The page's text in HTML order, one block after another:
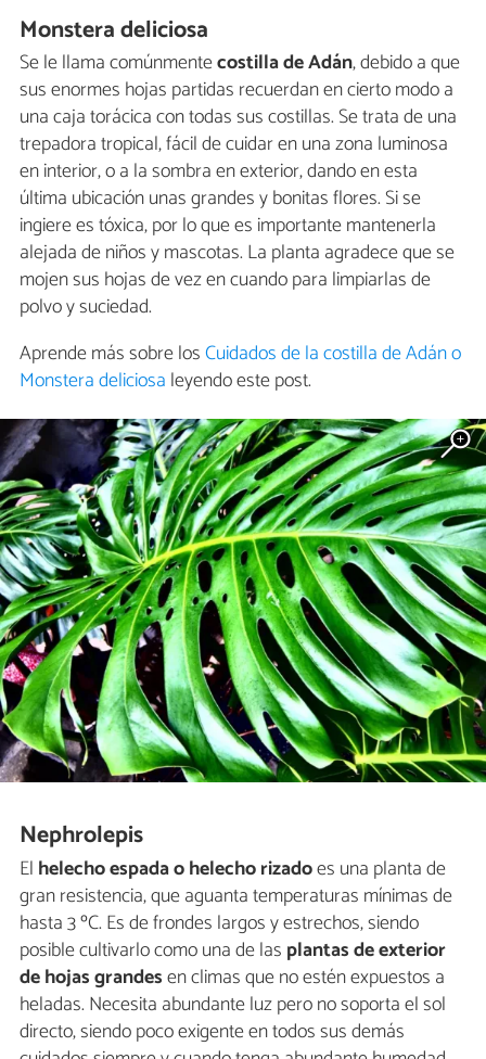
Monstera deliciosa
Se le llama comúnmentecostilla de Adán, debido a que
sus enormes hojas partidas recuerdan en cierto modo a
una caja torácica con todas sus costillas. Se trata de una
trepadora tropical, fácil de cuidar en una zona luminosa
en interior, o a la sombra en exterior, dando en esta
última ubicación unas grandes y bonitas flores. Si se
ingiere es tóxica, por lo que es importante mantenerla
alejada de niños y mascotas. La planta agradece que se
mojen sus hojas de vez en cuando para limpiarlas de
polvo y suciedad.
Aprende más sobre losCuidados de la costilla de Adán o
Monstera deliciosa leyendo este post.
Nephrolepis
El helecho espada o helecho rizadoes una planta de
gran resistencia, que aguanta temperaturas mínimas de
hasta 3 ºC. Es de frondes largos y estrechos, siendo
posible cultivarlo como una de las plantas de exterior
de hojas grandesen climas que no estén expuestos a
heladas. Necesita abundante luz pero no soporta el sol
directo, siendo poco exigente en todos sus demás